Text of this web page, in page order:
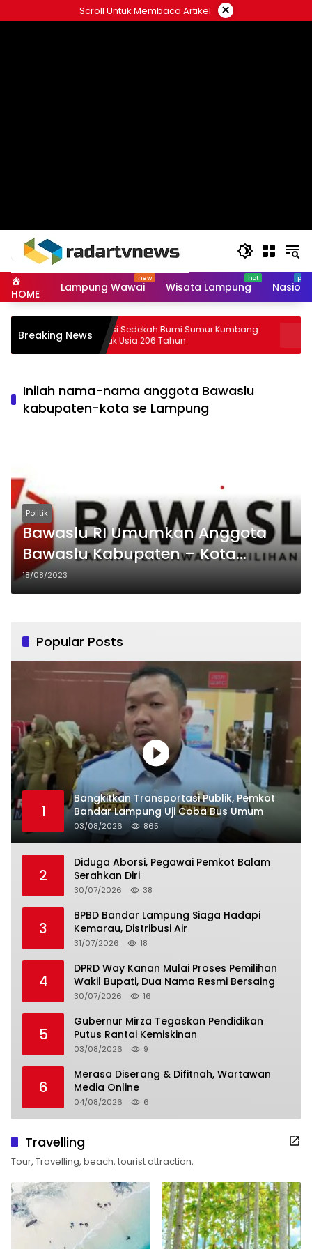
to
Scroll Untuk Membaca Artikel ×
HOME Lampung Wawai Wisata Lampung
Breaking News
Tradisi Sedekah Bumi Sumur Kumbang
Masuk Usia 206 Tahun
Inilah nama-nama anggota Bawaslu
kabupaten-kota se Lampung
Politik
Bawaslu RI Umumkan Anggota
Bawaslu Kabupaten – Kota
Terpilih di Provinsi Lampung, Cek
Ini Daftar Lengkapnya
18/08/2023
Popular Posts
1
Bangkitkan Transportasi Publik, Pemkot
Bandar Lampung Uji Coba Bus Umum
03/08/2026 865
2
Diduga Aborsi, Pegawai Pemkot Balam
Serahkan Diri
30/07/2026 38
3
BPBD Bandar Lampung Siaga Hadapi
Kemarau, Distribusi Air
31/07/2026 18
4
DPRD Way Kanan Mulai Proses Pemilihan
Wakil Bupati, Dua Nama Resmi Bersaing
30/07/2026 16
5
Gubernur Mirza Tegaskan Pendidikan
Putus Rantai Kemiskinan
03/08/2026 9
6
Merasa Diserang & Difitnah, Wartawan
Media Online
04/08/2026 6
Travelling
Tour, Travelling, beach, tourist attraction,